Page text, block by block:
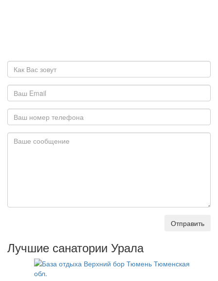
Отправить
Лучшие санатории Урала